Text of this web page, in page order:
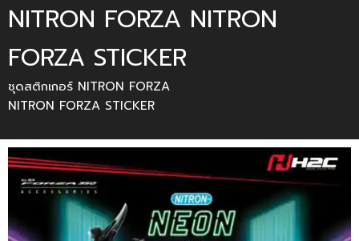
NITRON FORZA NITRON
FORZA STICKER
ชุดสติกเกอร์ NITRON FORZA
NITRON FORZA STICKER